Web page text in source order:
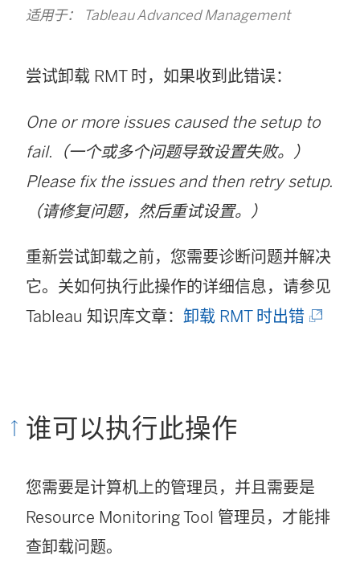
适用于： Tableau Advanced Management
尝试卸载 RMT 时，如果收到此错误：
One or more issues caused the setup to
fail.（一个或多个问题导致设置失败。）
Please fix the issues and then retry setup.
（请修复问题，然后重试设置。）
重新尝试卸载之前，您需要诊断问题并解决
它。关如何执行此操作的详细信息，请参见
Tableau 知识库文章： 卸载 RMT 时出错(
口
中
谁可以执行此操作
您需要是计算机上的管理员，并且需要是
Resource Monitoring Tool 管理员，才能排
查卸载问题。